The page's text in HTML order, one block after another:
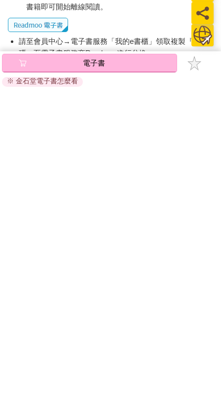
書籍即可開始離線閱讀。
請至會員中心→電子書服務「我的e書櫃」領取複製『兌換
碼』至電子書服務商Readmoo進行兌換。
退換貨須知：
因版權保護，您在金石堂所購買的電子書僅能以金石堂專屬
電子書
※ 金石堂電子書怎麼看